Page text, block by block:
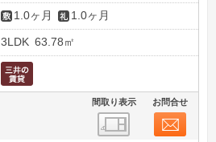
1.0ヶ月 1.0ヶ月
3LDK 63.78㎡
間取り表示 お問合せ